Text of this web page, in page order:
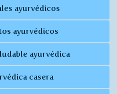
ayurvédicos
ayurvédicos
ayurvédica
casera